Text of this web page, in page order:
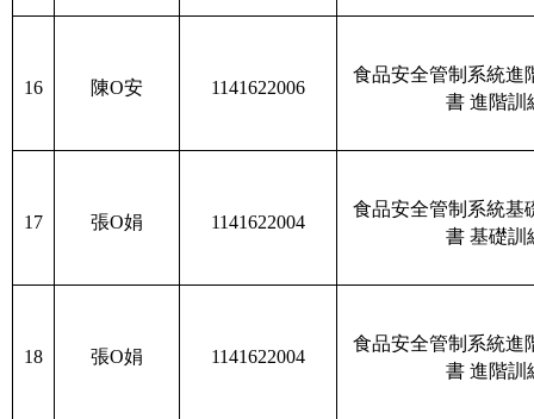
16 陳O安 1141622006
食品安全管制系統進
書 進階訓
17 張O娟 1141622004
食品安全管制系統基
書 基礎訓
18 張O娟 1141622004
食品安全管制系統進
書 進階訓